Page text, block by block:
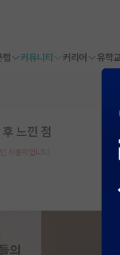
커뮤니티 커리어 유학
느낀 점
사용자입니다.